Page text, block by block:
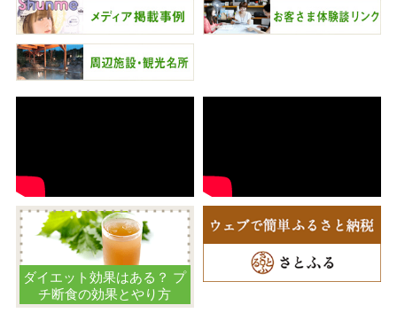
ダイエット効果はある？ プ
チ断食の効果とやり方